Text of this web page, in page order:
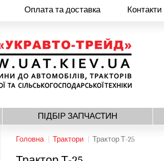
ПІДБІР ЗАПЧАСТИН
Оплата та доставка Контакти
Головна Трактори Трактор Т-25